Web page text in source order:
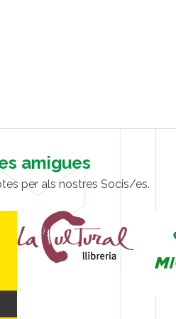
amigues
per als nostres Socis/es.